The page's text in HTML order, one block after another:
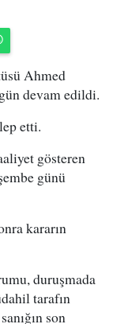
Ahmed
devam edildi.
etti.
gösteren
günü
kararın
duruşmada
tarafın
son